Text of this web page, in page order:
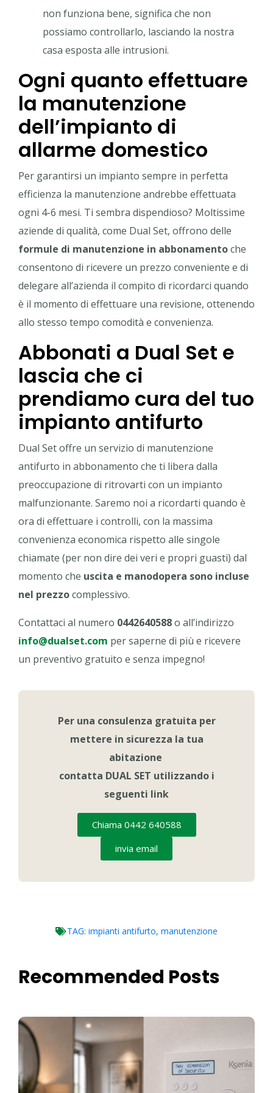
non funziona bene, significa che non
possiamo controllarlo, lasciando la nostra
casa esposta alle intrusioni.
Ogni quanto effettuare
la manutenzione
dell’impianto di
allarme domestico
Per garantirsi un impianto sempre in perfetta
efficienza la manutenzione andrebbe effettuata
ogni 4-6 mesi. Ti sembra dispendioso? Moltissime
aziende di qualità, come Dual Set, offrono delle
formule di manutenzione in abbonamentoche
consentono di ricevere un prezzo conveniente e di
delegare all’azienda il compito di ricordarci quando
è il momento di effettuare una revisione, ottenendo
allo stesso tempo comodità e convenienza.
Abbonati a Dual Set e
lascia che ci
prendiamo cura del tuo
impianto antifurto
Dual Set offre un servizio di manutenzione
antifurto in abbonamento che ti libera dalla
preoccupazione di ritrovarti con un impianto
malfunzionante. Saremo noi a ricordarti quando è
ora di effettuare i controlli, con la massima
convenienza economica rispetto alle singole
chiamate (per non dire dei veri e propri guasti) dal
momento che uscita e manodopera sono incluse
nel prezzocomplessivo.
Contattaci al numero 0442640588o all’indirizzo
info@dualset.com per saperne di più e ricevere
un preventivo gratuito e senza impegno!
Per una consulenza gratuita per
mettere in sicurezza la tua
abitazione
contatta DUAL SET utilizzando i
seguenti link
Chiama 0442 640588
invia email
TAG: impianti antifurto, manutenzione
Recommended Posts